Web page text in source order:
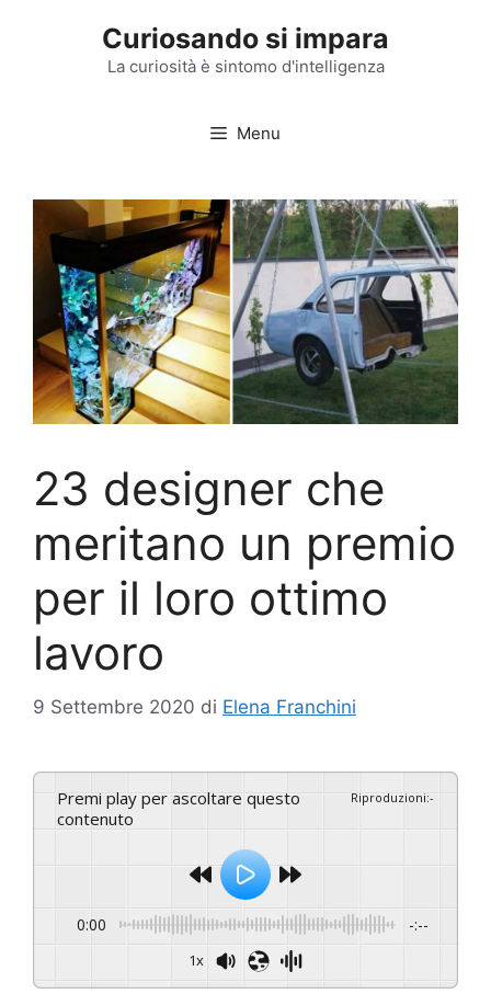
Curiosando si impara
La curiosità è sintomo d'intelligenza
Menu
23 designer che
meritano un premio
per il loro ottimo
lavoro
9 Settembre 2020 di Elena Franchini
Premi play per ascoltare questo
contenuto
Riproduzioni:-
0:00 -:--
1x